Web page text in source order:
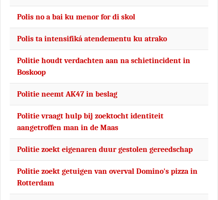
Polis no a bai ku menor for di skol
Polis ta intensifiká atendementu ku atrako
Politie houdt verdachten aan na schietincident in
Boskoop
Politie neemt AK47 in beslag
Politie vraagt hulp bij zoektocht identiteit
aangetroffen man in de Maas
Politie zoekt eigenaren duur gestolen gereedschap
Politie zoekt getuigen van overval Domino's pizza in
Rotterdam